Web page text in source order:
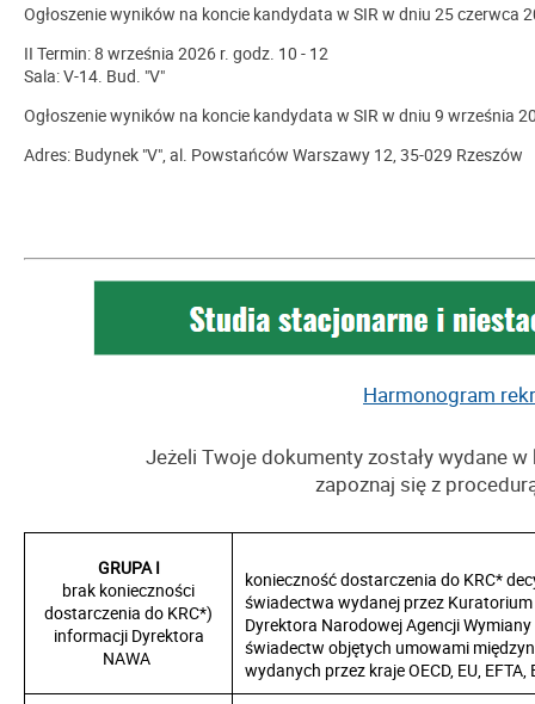
Ogłoszenie wyników na koncie kandydata w SIR w dniu 25 czerwca
II Termin: 8 września 2026 r. godz. 10 - 12
Sala: V-14. Bud. "V"
Ogłoszenie wyników na koncie kandydata w SIR w dniu 9 września
Adres: Budynek "V", al. Powstańców Warszawy 12, 35-029 Rzeszów
Harmonogram
Jeżeli Twoje dokumenty zostały wydane
zapoznaj się z
GRUPA I
brak konieczności
dostarczenia do KRC*)
informacji Dyrektora
NAWA
konieczność dostarczenia do KRC*d
świadectwa wydanej przez
Dyrektora Narodowej Agencji
świadectw objętych umowami
wydanych przez kraje OECD, EU,